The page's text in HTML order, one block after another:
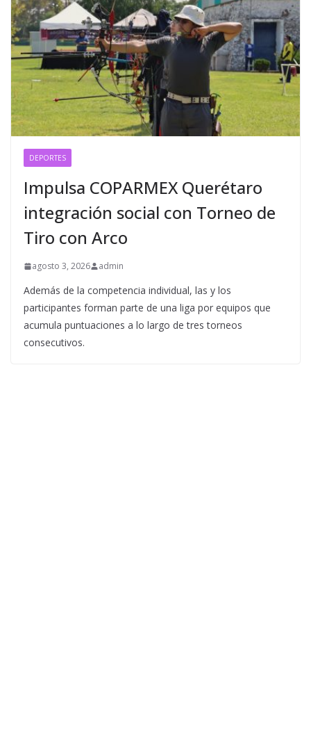
DEPORTES
Impulsa COPARMEX Querétaro
integración social con Torneo de
Tiro con Arco
agosto 3, 2026 admin
Además de la competencia individual, las y los
participantes forman parte de una liga por equipos que
acumula puntuaciones a lo largo de tres torneos
consecutivos.